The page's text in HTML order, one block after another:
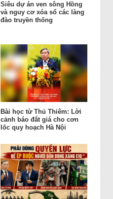
Siêu dự án ven sông Hồng
và nguy cơ xóa sổ các làng
đào truyền thống
Bài học từ Thủ Thiêm: Lời
cảnh báo đắt giá cho cơn
lốc quy hoạch Hà Nội